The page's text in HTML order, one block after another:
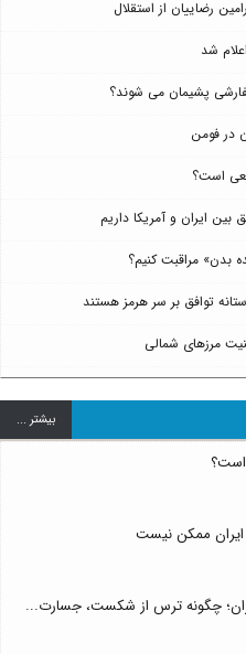
رضاییان از استقلال
شد
پشیمان می شوند؟
در فومن
بین ایران و آمریکا داریم
بدن» مراقبت کنیم؟
توافق بر سر هرمز هستند
مرزهای شمالی
بيشتر ...
است؟
ایران ممکن نیست
چگونه ترس از شکست، جسارت...